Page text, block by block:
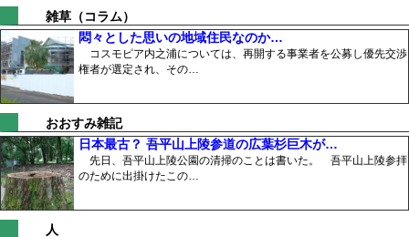
雑草（コラム）
悶々とした思いの地域住民なのか…
コスモピア内之浦については、再開する事業者を公募し優先交渉
権者が選定され、その…
おおすみ雑記
日本最古？ 吾平山上陵参道の広葉杉巨木が…
先日、吾平山上陵公園の清掃のことは書いた。 吾平山上陵参拝
のために出掛けたこの…
人